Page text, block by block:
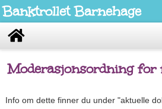
Banktrollet Barnehage
Moderasjonsordning for
Info om dette finner du under "aktuelle